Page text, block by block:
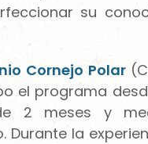
su
Cornejo Polar
el programa
2 meses y
la